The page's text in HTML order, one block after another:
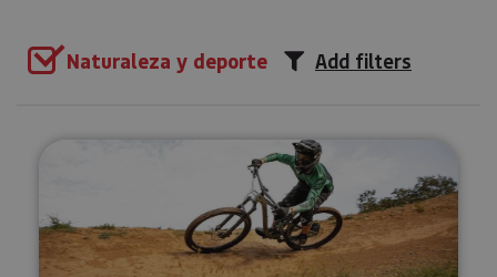
Naturaleza y deporte Add filters
IrriSarri Bike